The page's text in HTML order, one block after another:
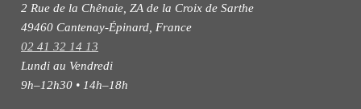
2 Rue de la Chênaie, ZA de la Croix de Sarthe
49460 Cantenay-Épinard, France
02 41 32 14 13
Lundi au Vendredi
9h–12h30 • 14h–18h